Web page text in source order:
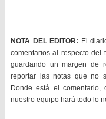
NOTA DEL EDITOR: El
comentarios al respecto del
guardando un margen de
reportar las notas que no
Donde está el
nuestro equipo hará todo lo